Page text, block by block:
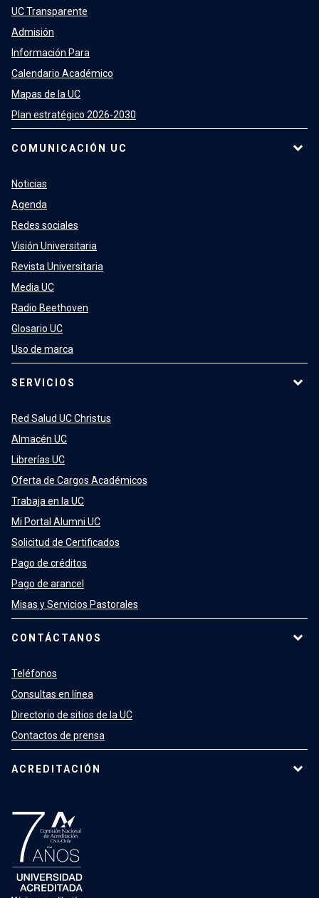
UC Transparente
Admisión
Información Para
Calendario Académico
Mapas de la UC
Plan estratégico 2026-2030
COMUNICACIÓN UC
Noticias
Agenda
Redes sociales
Visión Universitaria
Revista Universitaria
Media UC
Radio Beethoven
Glosario UC
Uso de marca
SERVICIOS
Red Salud UC Christus
Almacén UC
Librerías UC
Oferta de Cargos Académicos
Trabaja en la UC
Mi Portal Alumni UC
Solicitud de Certificados
Pago de créditos
Pago de arancel
Misas y Servicios Pastorales
CONTÁCTANOS
Teléfonos
Consultas en línea
Directorio de sitios de la UC
Contactos de prensa
ACREDITACIÓN